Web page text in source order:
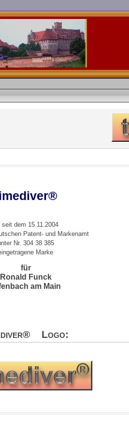
seit dem 15.11.2004
Patent- und Markenamt
Nr. 304 38 385
Marke
für
Ronald Funck
am Main
Logo: